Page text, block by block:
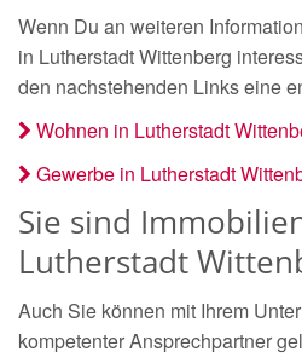
Wenn Du an weiteren
in Lutherstadt Wittenberg
den nachstehenden Links eine
Wohnen in Lutherstadt
Gewerbe in Lutherstadt
Sie sind
Lutherstadt
Auch Sie können mit Ihrem
kompetenter Ansprechpartner